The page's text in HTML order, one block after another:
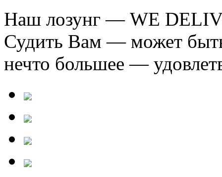
Наш лозунг — WE
Судить Вам — может
нечто большее —